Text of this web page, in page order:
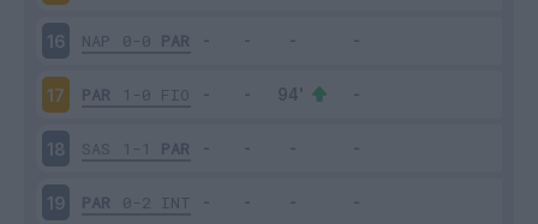
16 NAP 0-0 PAR
17 PAR 1-0 FIO
18 SAS 1-1 PAR
19 PAR 0-2 INT